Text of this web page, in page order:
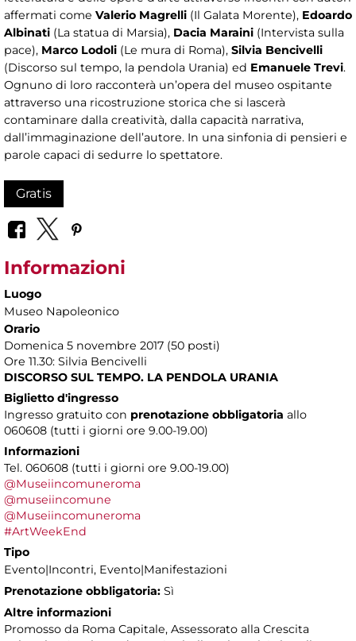
affermati come Valerio Magrelli (Il Galata Morente), Edoardo
Albinati (La statua di Marsia), Dacia Maraini (Intervista sulla
pace), Marco Lodoli (Le mura di Roma), Silvia Bencivelli
(Discorso sul tempo, la pendola Urania) ed Emanuele Trevi.
Ognuno di loro racconterà un’opera del museo ospitante
attraverso una ricostruzione storica che si lascerà
contaminare dalla creatività, dalla capacità narrativa,
dall’immaginazione dell’autore. In una sinfonia di pensieri e
parole capaci di sedurre lo spettatore.
Gratis
Informazioni
Luogo
Museo Napoleonico
Orario
Domenica 5 novembre 2017 (50 posti)
Ore 11.30: Silvia Bencivelli
DISCORSO SUL TEMPO. LA PENDOLA URANIA
Biglietto d'ingresso
Ingresso gratuito con prenotazione obbligatoria allo
060608 (tutti i giorni ore 9.00-19.00)
Informazioni
Tel. 060608 (tutti i giorni ore 9.00-19.00)
@Museiincomuneroma
@museiincomune
@Museiincomuneroma
#ArtWeekEnd
Tipo
Evento|Incontri, Evento|Manifestazioni
Prenotazione obbligatoria: Sì
Altre informazioni
Promosso da Roma Capitale, Assessorato alla Crescita